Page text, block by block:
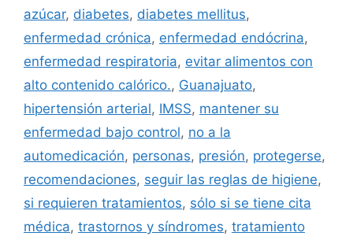
azúcar, diabetes, diabetes mellitus,
enfermedad crónica, enfermedad endócrina,
enfermedad respiratoria, evitar alimentos con
alto contenido calórico., Guanajuato,
hipertensión arterial, IMSS, mantener su
enfermedad bajo control, no a la
automedicación, personas, presión, protegerse,
recomendaciones, seguir las reglas de higiene,
si requieren tratamientos, sólo si se tiene cita
médica, trastornos y síndromes, tratamiento